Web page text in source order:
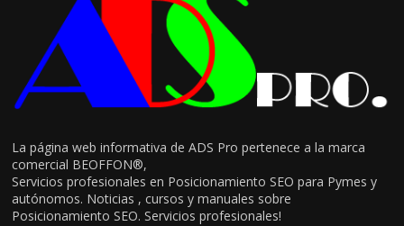
La página web informativa de ADS Pro pertenece a la marca
comercial BEOFFON®,
Servicios profesionales en Posicionamiento SEO para Pymes y
autónomos. Noticias , cursos y manuales sobre
Posicionamiento SEO. Servicios profesionales!